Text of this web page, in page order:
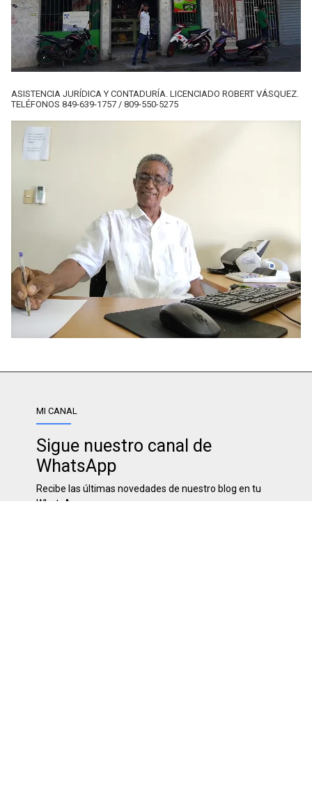
ASISTENCIA JURÍDICA Y CONTADURÍA. LICENCIADO ROBERT VÁSQUEZ.
TELÉFONOS 849-639-1757 / 809-550-5275
MI CANAL
Sigue nuestro canal de
WhatsApp
Recibe las últimas novedades de nuestro blog en tu
WhatsApp